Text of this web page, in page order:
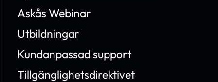
Askås Webinar
Utbildningar
Kundanpassad support
Tillgänglighetsdirektivet